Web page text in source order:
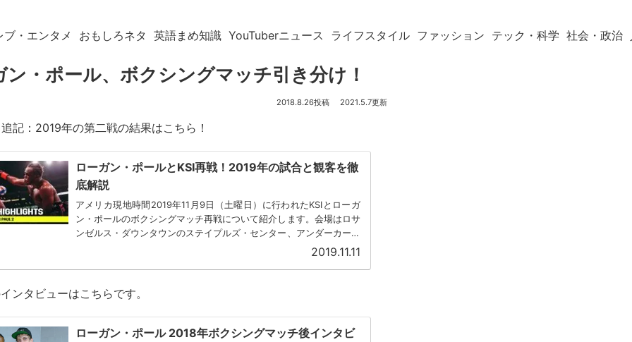
ブ・エンタメ おもしろネタ 英語まめ知識 YouTuberニュース ライフスタイル ファッション テック・科学 社会・政治
ン・ポール、ボクシングマッチ引き分け！
2018.8.26 2021.5.7
記：2019年の第二戦の結果はこちら！
ローガン・ポールとKSI再戦！2019年の試合と観客を徹
底解説
アメリカ現地時間2019年11月9日（土曜日）に行われたKSIとローガ
ン・ポールのボクシングマッチ再戦について紹介します。会場はロサ
ンゼルス・ダウンタウンのステイプルズ・センター、アンダーカード
2019.11.11
ンタビューはこちらです。
ローガン・ポール 2018年ボクシングマッチ後インタビ